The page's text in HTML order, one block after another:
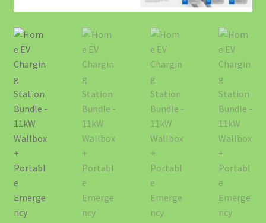
Accesorii EV
Accesorii Masina Electrica Romania – Cabluri, Wallbox si
Protectie EV
Acumulator Solar SunArk 10.24 kWh (200Ah) – Bestseller-ul
EV4GREEN
Acumulator Solar SunArk 14.34 kWh (280Ah) – Putere
Pentru Consumatori Mari